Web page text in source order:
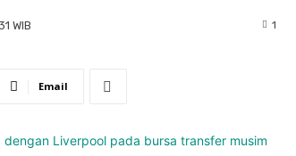
WIB 1
Email